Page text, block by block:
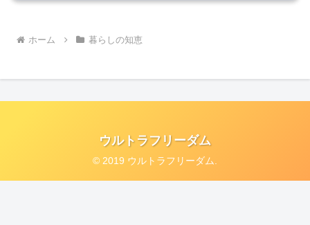
ホーム 暮らしの知恵
ウルトラフリーダム
© 2019 ウルトラフリーダム.